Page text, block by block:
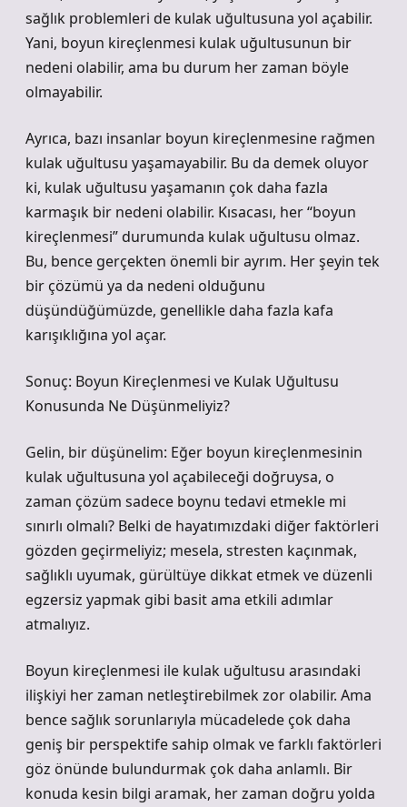
sağlık problemleri de kulak uğultusuna yol açabilir.
Yani, boyun kireçlenmesi kulak uğultusunun bir
nedeni olabilir, ama bu durum her zaman böyle
olmayabilir.
Ayrıca, bazı insanlar boyun kireçlenmesine rağmen
kulak uğultusu yaşamayabilir. Bu da demek oluyor
ki, kulak uğultusu yaşamanın çok daha fazla
karmaşık bir nedeni olabilir. Kısacası, her “boyun
kireçlenmesi” durumunda kulak uğultusu olmaz.
Bu, bence gerçekten önemli bir ayrım. Her şeyin tek
bir çözümü ya da nedeni olduğunu
düşündüğümüzde, genellikle daha fazla kafa
karışıklığına yol açar.
Sonuç: Boyun Kireçlenmesi ve Kulak Uğultusu
Konusunda Ne Düşünmeliyiz?
Gelin, bir düşünelim: Eğer boyun kireçlenmesinin
kulak uğultusuna yol açabileceği doğruysa, o
zaman çözüm sadece boynu tedavi etmekle mi
sınırlı olmalı? Belki de hayatımızdaki diğer faktörleri
gözden geçirmeliyiz; mesela, stresten kaçınmak,
sağlıklı uyumak, gürültüye dikkat etmek ve düzenli
egzersiz yapmak gibi basit ama etkili adımlar
atmalıyız.
Boyun kireçlenmesi ile kulak uğultusu arasındaki
ilişkiyi her zaman netleştirebilmek zor olabilir. Ama
bence sağlık sorunlarıyla mücadelede çok daha
geniş bir perspektife sahip olmak ve farklı faktörleri
göz önünde bulundurmak çok daha anlamlı. Bir
konuda kesin bilgi aramak, her zaman doğru yolda